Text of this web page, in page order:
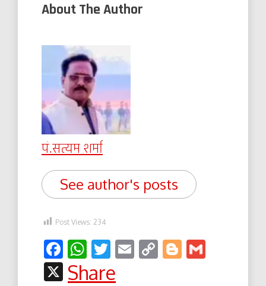
About The Author
पं.सत्यम शर्मा
See author's posts
Post Views: 234
Facebook
WhatsApp
Twitter
EmailCopyBlogger
X
Share